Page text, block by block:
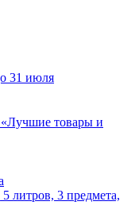
31 июля
«Лучшие товары и